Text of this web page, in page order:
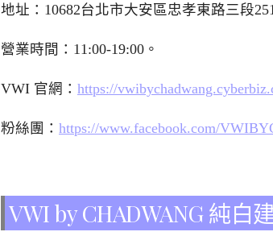
地址：10682台北市大安區忠孝東路三段
營業時間：11:00-19:00。
VWI 官網： https://
粉絲團： https://www.facebook.com/
VWI by CHADWANG 純白